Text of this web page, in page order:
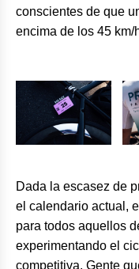
conscientes de que
encima de los 45 km/
Dada la escasez de
el calendario actual,
para todos aquellos
experimentando el
competitiva. Gente